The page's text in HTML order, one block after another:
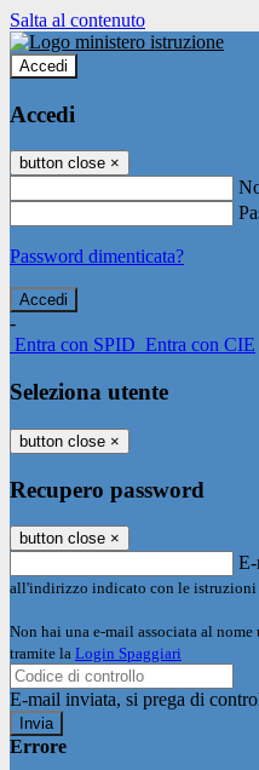
Salta al contenuto
Accedi
Accedi
button close ×
Password dimenticata?
-
Entra con SPID Entra con CIE
Seleziona utente
button close ×
Recupero password
button close ×
all'indirizzo indicato con le istruzioni
Non hai una e-mail associata al
tramite la Login Spaggiari
E-mail inviata, si prega di
Errore